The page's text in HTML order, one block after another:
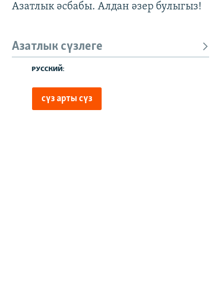
Азатлык әсбабы. Алдан әзер булыгыз!
Азатлык сүзлеге